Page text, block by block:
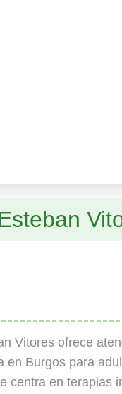
Vitores ofrece
en Burgos para
centra en terapias